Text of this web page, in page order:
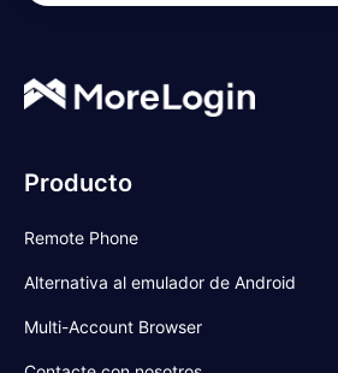
Producto
Remote Phone
Alternativa al emulador de Android
Multi-Account Browser